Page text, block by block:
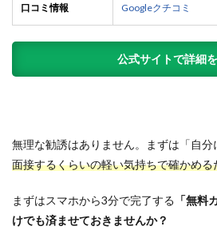
口コミ情報 Googleクチコミ
公式サイトで詳細
無理な勧誘はありません。まずは「自
面接するくらいの軽い気持ちで確かめ
まずはスマホから3分で完了する 「無料
けでも済ませておきませんか？